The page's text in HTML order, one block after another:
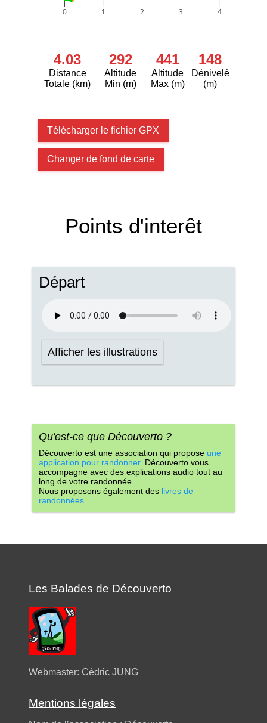
0 1 2 3 4
4.03
Distance
Totale (km)
292
Altitude
Min (m)
441
Altitude
Max (m)
148
Dénivelé
(m)
Télécharger le fichier GPX
Changer de fond de carte
Points d'interêt
Départ
Afficher les illustrations
Qu'est-ce que Découverto ?
Découverto est une association qui propose une
application pour randonner. Découverto vous
accompagne avec des explications audio tout au
long de votre randonnée.
Nous proposons également des livres de
randonnées
Les Balades de Découverto
Webmaster: Cédric JUNG
Mentions légales